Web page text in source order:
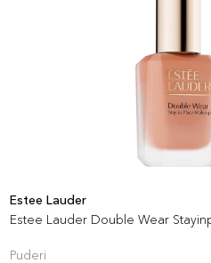
Estee Lauder
Estee Lauder Double Wear
Puderi